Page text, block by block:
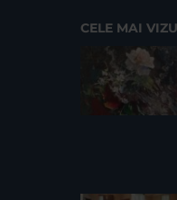
CELE MAI